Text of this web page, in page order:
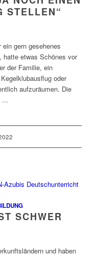
STELLEN“
gern gesehenes
hatte etwas Schönes vor
der Familie, ein
oder
aufzuräumen. Die
...
SCHWER
und haben